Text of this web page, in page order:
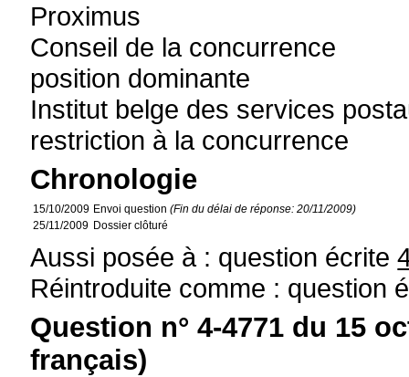
Proximus
Conseil de la concurrence
position dominante
Institut belge des services
restriction à la concurrence
Chronologie
15/10/2009 Envoi question(Fin du délai de réponse: 20/11/2009)
25/11/2009 Dossier clôturé
Aussi posée à : question écrite
Réintroduite comme : question
Question n° 4-4771 du 15
français)